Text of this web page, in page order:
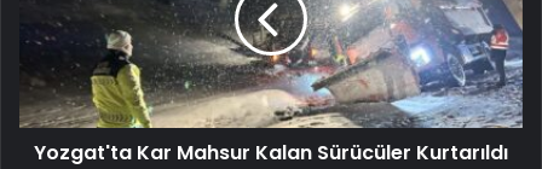
Yozgat'ta Kar Mahsur Kalan Sürücüler Kurtarıldı